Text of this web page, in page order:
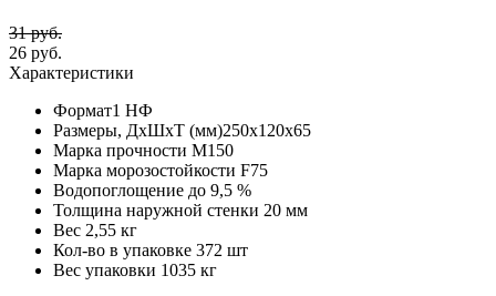
31 руб.
26 руб.
Характеристики
Формат1 НФ
Размеры, ДхШхТ (мм)250х120х65
Марка прочности М150
Марка морозостойкости F75
Водопоглощение до 9,5 %
Толщина наружной стенки 20 мм
Вес 2,55 кг
Кол-во в упаковке 372 шт
Вес упаковки 1035 кг